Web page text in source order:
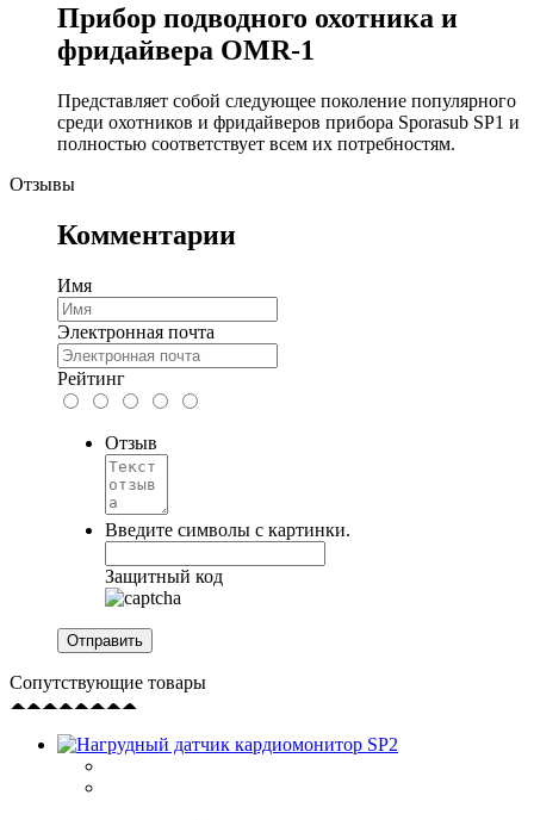
Прибор подводного охотника и
фридайвера OMR-1
Представляет собой следующее поколение популярного
среди охотников и фридайверов прибора Sporasub SP1 и
полностью соответствует всем их потребностям.
Отзывы
Комментарии
Имя
Электронная почта
Рейтинг
Отзыв
Введите символы с картинки.
Защитный код
Сопутствующие товары